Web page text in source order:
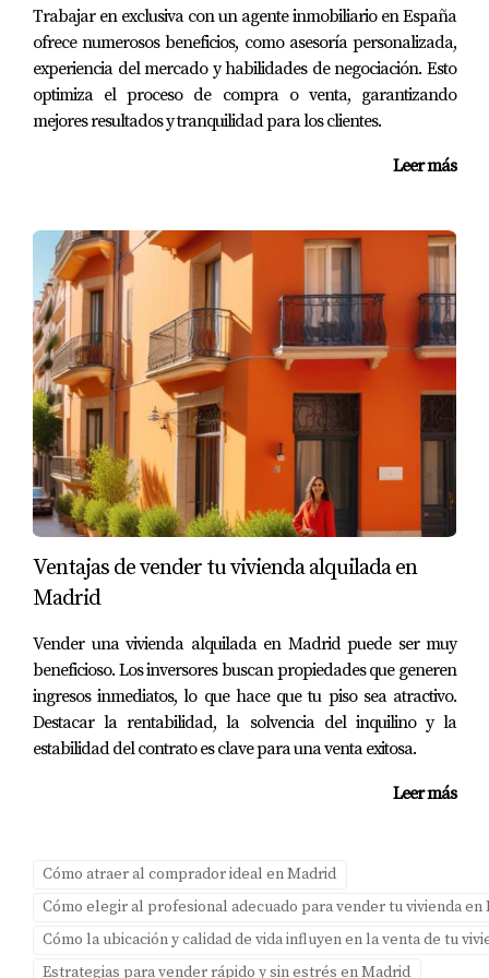
Caso 1: La Casa Familiar
Una familia decidió vender su casa después de muchos
años. Al aplicar home staging, Amparo Lillo ayudó a
objetos personales. El resultado fue un hogar neutral
Caso 2: El Apartamento Moderno
Un joven profesional tenía un apartamento moderno
pero desordenado. Después de realizar una limpieza
profunda y reorganizar los muebles con la ayuda de
Amparo Lillo, el apartamento se transformó en un lugar
luminoso y acogedor. Las visitas aumentaron
significativamente tras estas mejoras.
Caso 3: La Vivienda Antiguo Renovada
Una pareja mayor decidió vender su vivienda antigua
pero bien situada. A través del home staging, se
modernizaron algunos espacios sin perder el encanto
esencia del hogar, lo que atrajo rápidamente a varios
compradores interesados.
CONCLUSIÓN
Preparar tu vivienda antes de enseñar en Boadilla del
profesionalmente tu hogar mediante técnicas como el
home staging, cada detalle cuenta. Con la ayuda experta
Trabajar en exclusiva con un agente inmobiliario en España
ofrece numerosos beneficios, como asesoría personalizada,
experiencia del mercado y habilidades de negociación. Esto
optimiza el proceso de compra o venta, garantizando
mejores resultados y tranquilidad para los clientes.
Leer más
Ventajas de vender tu vivienda alquilada en
Madrid
Vender una vivienda alquilada en Madrid puede ser muy
beneficioso. Los inversores buscan propiedades que generen
ingresos inmediatos, lo que hace que tu piso sea atractivo.
Destacar la rentabilidad, la solvencia del inquilino y la
estabilidad del contrato es clave para una venta exitosa.
Leer más
Cómo atraer al comprador ideal en Madrid
Cómo elegir al profesional adecuado para vender tu vivienda en
Cómo la ubicación y calidad de vida influyen en la venta de tu
Estrategias para vender rápido y sin estrés en Madrid